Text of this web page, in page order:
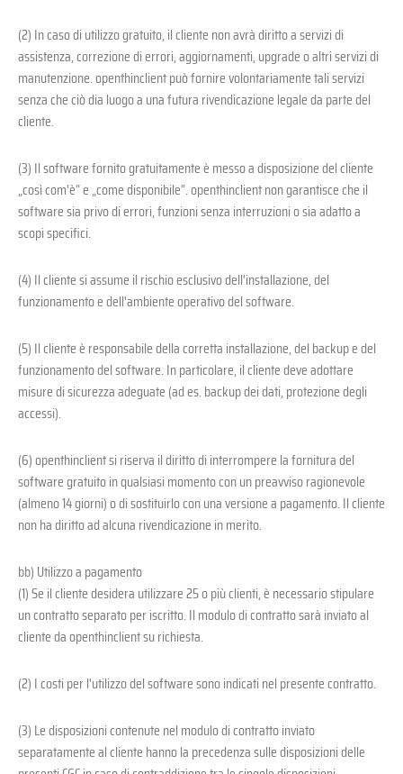
(2) In caso di utilizzo gratuito, il cliente non avrà diritto a servizi di
assistenza, correzione di errori, aggiornamenti, upgrade o altri servizi di
manutenzione. openthinclient può fornire volontariamente tali servizi
senza che ciò dia luogo a una futura rivendicazione legale da parte del
cliente.
(3) Il software fornito gratuitamente è messo a disposizione del cliente
„così com'è“ e „come disponibile“. openthinclient non garantisce che il
software sia privo di errori, funzioni senza interruzioni o sia adatto a
scopi specifici.
(4) Il cliente si assume il rischio esclusivo dell'installazione, del
funzionamento e dell'ambiente operativo del software.
(5) Il cliente è responsabile della corretta installazione, del backup e del
funzionamento del software. In particolare, il cliente deve adottare
misure di sicurezza adeguate (ad es. backup dei dati, protezione degli
accessi).
(6) openthinclient si riserva il diritto di interrompere la fornitura del
software gratuito in qualsiasi momento con un preavviso ragionevole
(almeno 14 giorni) o di sostituirlo con una versione a pagamento. Il cliente
non ha diritto ad alcuna rivendicazione in merito.
bb) Utilizzo a pagamento
(1) Se il cliente desidera utilizzare 25 o più clienti, è necessario stipulare
un contratto separato per iscritto. Il modulo di contratto sarà inviato al
cliente da openthinclient su richiesta.
(2) I costi per l'utilizzo del software sono indicati nel presente contratto.
(3) Le disposizioni contenute nel modulo di contratto inviato
separatamente al cliente hanno la precedenza sulle disposizioni delle